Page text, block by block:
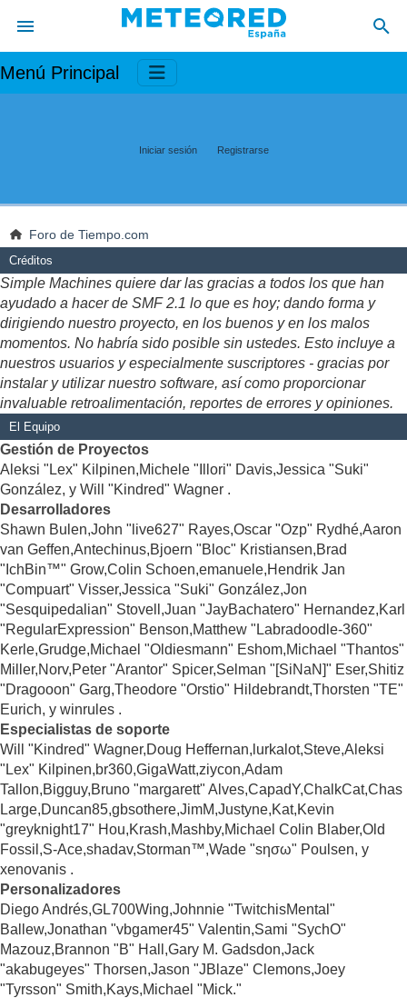
Menú Principal
Iniciar sesión Registrarse
Foro de Tiempo.com
Créditos
Simple Machines quiere dar las gracias a todos los que han
ayudado a hacer de SMF 2.1 lo que es hoy; dando forma y
dirigiendo nuestro proyecto, en los buenos y en los malos
momentos. No habría sido posible sin ustedes. Esto incluye a
nuestros usuarios y especialmente suscriptores - gracias por
instalar y utilizar nuestro software, así como proporcionar
invaluable retroalimentación, reportes de errores y opiniones.
El Equipo
Gestión de Proyectos
Aleksi "Lex" Kilpinen,Michele "Illori" Davis,Jessica "Suki"
González, y Will "Kindred" Wagner .
Desarrolladores
Shawn Bulen,John "live627" Rayes,Oscar "Ozp" Rydhé,Aaron
van Geffen,Antechinus,Bjoern "Bloc" Kristiansen,Brad
"IchBin™" Grow,Colin Schoen,emanuele,Hendrik Jan
"Compuart" Visser,Jessica "Suki" González,Jon
"Sesquipedalian" Stovell,Juan "JayBachatero" Hernandez,Karl
"RegularExpression" Benson,Matthew "Labradoodle-360"
Kerle,Grudge,Michael "Oldiesmann" Eshom,Michael "Thantos"
Miller,Norv,Peter "Arantor" Spicer,Selman "[SiNaN]" Eser,Shitiz
"Dragooon" Garg,Theodore "Orstio" Hildebrandt,Thorsten "TE"
Eurich, y winrules .
Especialistas de soporte
Will "Kindred" Wagner,Doug Heffernan,lurkalot,Steve,Aleksi
"Lex" Kilpinen,br360,GigaWatt,ziycon,Adam
Tallon,Bigguy,Bruno "margarett" Alves,CapadY,ChalkCat,Chas
Large,Duncan85,gbsothere,JimM,Justyne,Kat,Kevin
"greyknight17" Hou,Krash,Mashby,Michael Colin Blaber,Old
Fossil,S-Ace,shadav,Storman™,Wade "sησω" Poulsen, y
xenovanis .
Personalizadores
Diego Andrés,GL700Wing,Johnnie "TwitchisMental"
Ballew,Jonathan "vbgamer45" Valentin,Sami "SychO"
Mazouz,Brannon "B" Hall,Gary M. Gadsdon,Jack
"akabugeyes" Thorsen,Jason "JBlaze" Clemons,Joey
"Tyrsson" Smith,Kays,Michael "Mick."